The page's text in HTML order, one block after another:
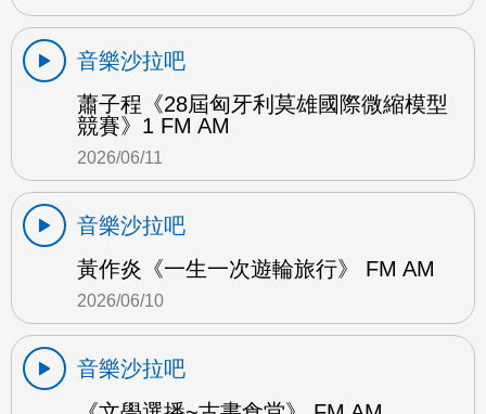
音樂沙拉吧
蕭子程《28屆匈牙利莫雄國際微縮模型
競賽》1 FM AM
2026/06/11
音樂沙拉吧
黃作炎《一生一次遊輪旅行》 FM AM
2026/06/10
音樂沙拉吧